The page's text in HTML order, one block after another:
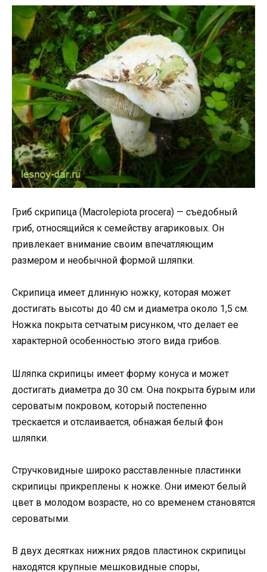
Гриб скрипица (Macrolepiota procera) — съедобный
гриб, относящийся к семейству агариковых. Он
привлекает внимание своим впечатляющим
размером и необычной формой шляпки.
Скрипица имеет длинную ножку, которая может
достигать высоты до 40 см и диаметра около 1,5 см.
Ножка покрыта сетчатым рисунком, что делает ее
характерной особенностью этого вида грибов.
Шляпка скрипицы имеет форму конуса и может
достигать диаметра до 30 см. Она покрыта бурым или
сероватым покровом, который постепенно
трескается и отслаивается, обнажая белый фон
шляпки.
Стручковидные широко расставленные пластинки
скрипицы прикреплены к ножке. Они имеют белый
цвет в молодом возрасте, но со временем становятся
сероватыми.
В двух десятках нижних рядов пластинок скрипицы
находятся крупные мешковидные споры,